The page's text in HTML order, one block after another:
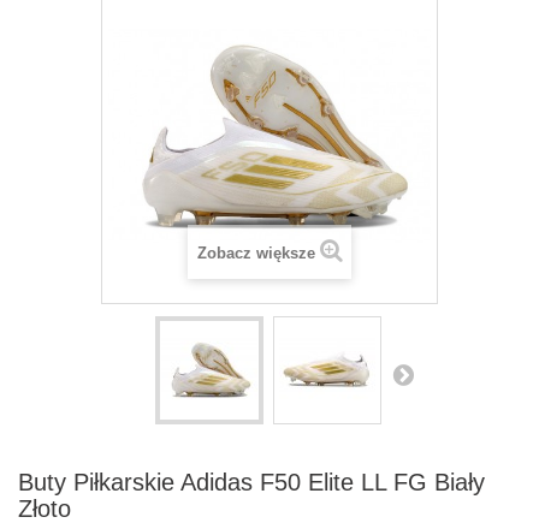
Zobacz większe
Buty Piłkarskie Adidas F50 Elite LL FG Biały
Złoto